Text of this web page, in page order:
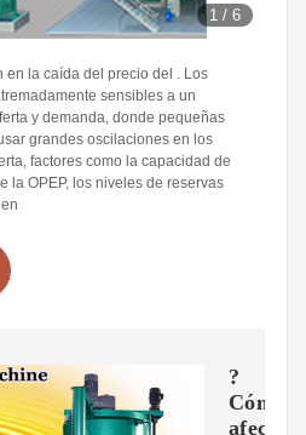
1 /6
en la caída del precio del . Los
sensibles a un
y demanda, donde pequeñas
grandes oscilaciones en los
factores como la capacidad de
la OPEP, los niveles de reservas
?
Cómo
afecta